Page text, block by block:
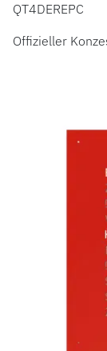
ROLEX
QT4DEREPC
Offizieller